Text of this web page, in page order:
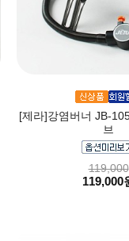
[제라]강염버너 JB-
브
119,000
119,000